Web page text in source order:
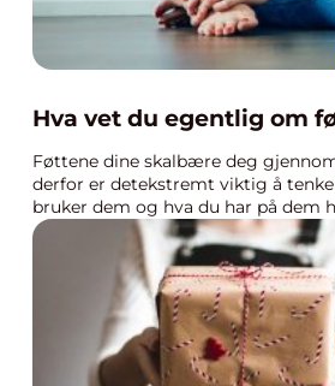
Hva vet du egentlig om
Føttene dine skalbære deg
derfor er detekstremt viktig å
bruker dem og hva du har på dem